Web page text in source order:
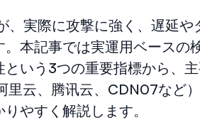
、実際に攻撃に強く、遅延や
本記事では実運用ベースの
いう3つの重要指標から、
里云、腾讯云、CDN07など
やすく解説します。